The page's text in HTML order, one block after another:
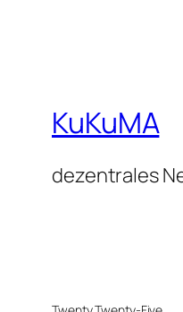
KuKuMA
dezentrales